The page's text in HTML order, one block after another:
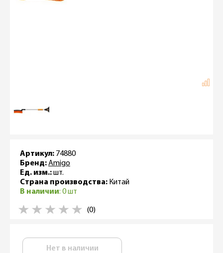
Артикул: 74880
Бренд:Amigo
Ед. изм.:шт.
Страна производства: Китай
В наличии: 0 шт
(0)
Нет в наличии